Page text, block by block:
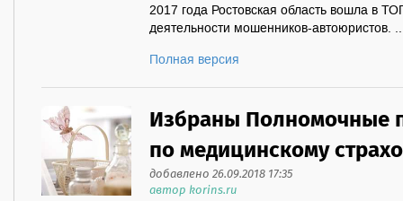
2017 года Ростовская область вошла в
деятельности мошенников-автоюристов.
Полная версия
Избраны Полномочные
по медицинскому
добавлено 26.09.2018 17:35
автор korins.ru